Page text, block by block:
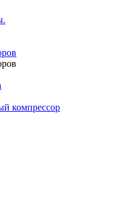
компрессор